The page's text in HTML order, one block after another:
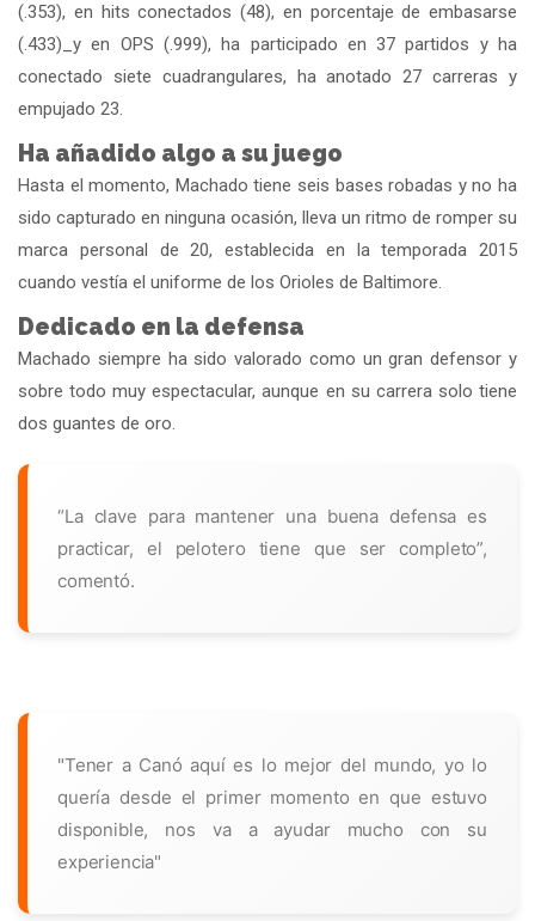
(.353), en hits conectados (48), en porcentaje de embasarse
(.433)_y en OPS (.999), ha participado en 37 partidos y ha
conectado siete cuadrangulares, ha anotado 27 carreras y
empujado 23.
Ha añadido algo a su juego
Hasta el momento, Machado tiene seis bases robadas y no ha
sido capturado en ninguna ocasión, lleva un ritmo de romper su
marca personal de 20, establecida en la temporada 2015
cuando vestía el uniforme de los Orioles de Baltimore.
Dedicado en la defensa
Machado siempre ha sido valorado como un gran defensor y
sobre todo muy espectacular, aunque en su carrera solo tiene
dos guantes de oro.
“La clave para mantener una buena defensa es
practicar, el pelotero tiene que ser completo”,
comentó.
"Tener a Canó aquí es lo mejor del mundo, yo lo
quería desde el primer momento en que estuvo
disponible, nos va a ayudar mucho con su
experiencia"